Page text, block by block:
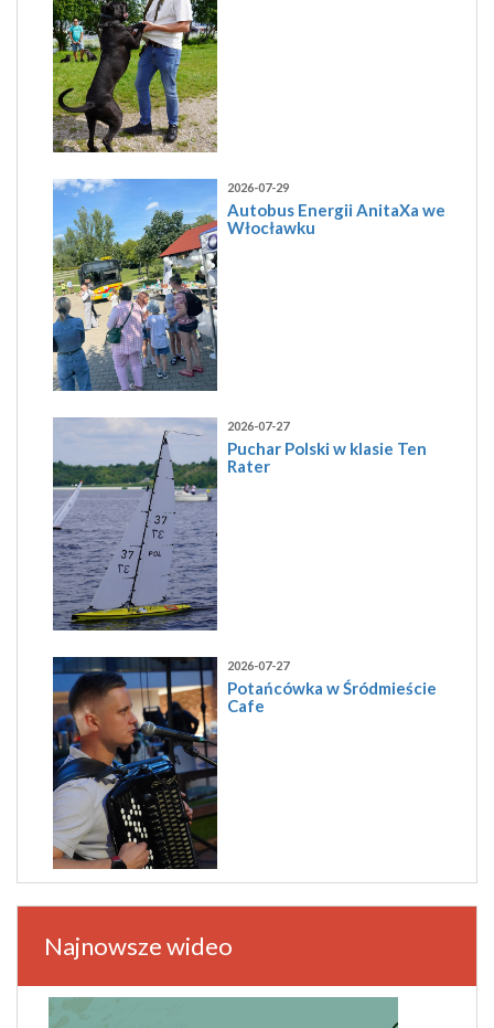
2026-07-29
Autobus Energii AnitaXa we
Włocławku
2026-07-27
Puchar Polski w klasie Ten
Rater
2026-07-27
Potańcówka w Śródmieście
Cafe
Najnowsze wideo